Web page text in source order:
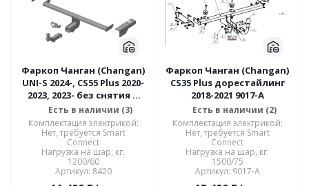
Фаркоп Чанган (Changan)
UNI-S 2024-, CS55 Plus 2020-
2023, 2023- без снятия и
выреза в бампере. Тип
шара: E. Нагрузки: 1200/60
кг, масса фаркопа 21, 8420
Есть в наличии (3)
Комплектация электрикой:
Нет, требуется Smart
Connect
Нагрузка на шар, кг:
1200/60
Артикул: 8420
Фаркоп Чанган (Changan)
CS35 Plus дорестайлинг
2018-2021 9017-A
Есть в наличии (2)
Комплектация электрикой:
Нет, требуется Smart
Connect
Нагрузка на шар, кг:
1500/75
Артикул: 9017-A